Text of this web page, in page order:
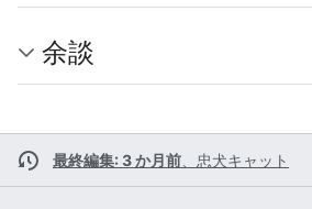
余談
最終編集: 3 か月前 忠犬キャット